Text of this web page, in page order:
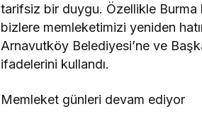
tarifsiz bir duygu. Özellikle
bizlere memleketimizi yeniden
Arnavutköy Belediyesi’ne ve
ifadelerini kullandı.
Memleket günleri devam ediyor